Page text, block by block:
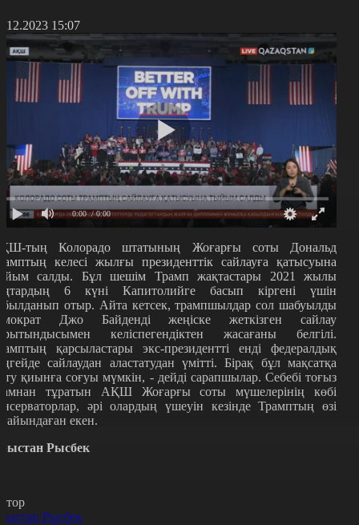
15:07
0:00 / 0:00
тың Колорадо штатының Жоғарғы соты Дональд
келесі жылғы президенттік сайлауға қатысуына
салды. Бұл шешім Трамп жақтастары 2021 жылы
6 күні Капитолийге басып кіргені үшін
отыр. Айта кетсек, трампшылдар сол шабуылды
Джо Байденді жеңіске жеткізген сайлау
келіспегендіктен жасағаны белгілі.
қарсыластары экс-президентті енді федералдық
сайлаудан аластатудан үмітті. Бірақ бұл мақсатқа
қиынға соғуы мүмкін, - дейді сарапшылар. Себебі тоғыз
тұратын АҚШ Жоғарғы соты мүшелерінің көбі
әрі олардың үшеуін кезінде Трамптың өзі
екен.
Рысбек
Рысбек